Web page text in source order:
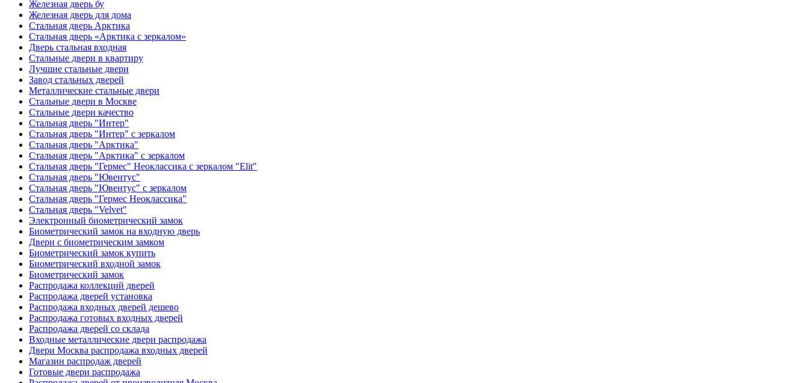
Железная дверь бу
Железная дверь для дома
Стальная дверь Арктика
Стальная дверь «Арктика с зеркалом»
Дверь стальная входная
Стальные двери в квартиру
Лучшие стальные двери
Завод стальных дверей
Металлические стальные двери
Стальные двери в Москве
Стальные двери качество
Стальная дверь "Интер"
Стальная дверь "Интер" с зеркалом
Стальная дверь "Арктика"
Стальная дверь "Арктика" с зеркалом
Стальная дверь "Гермес" Неоклассика с зеркалом "Elit"
Стальная дверь "Ювентус"
Стальная дверь "Ювентус" с зеркалом
Стальная дверь "Гермес Неоклассика"
Стальная дверь "Velvet"
Электронный биометрический замок
Биометрический замок на входную дверь
Двери с биометрическим замком
Биометрический замок купить
Биометрический входной замок
Биометрический замок
Распродажа коллекций дверей
Распродажа дверей установка
Распродажа входных дверей дешево
Распродажа готовых входных дверей
Распродажа дверей со склада
Входные металлические двери распродажа
Двери Москва распродажа входных дверей
Магазин распродаж дверей
Готовые двери распродажа